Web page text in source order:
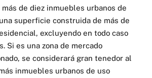
de diez inmuebles urbanos de
superficie construida de más de
excluyendo en todo caso
Si es una zona de mercado
se considerará gran tenedor al
inmuebles urbanos de uso